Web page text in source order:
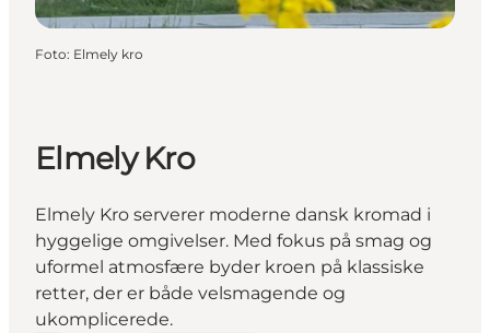
Foto: Elmely kro
Elmely Kro
Elmely Kro serverer moderne dansk kromad i
hyggelige omgivelser. Med fokus på smag og
uformel atmosfære byder kroen på klassiske
retter, der er både velsmagende og
ukomplicerede.